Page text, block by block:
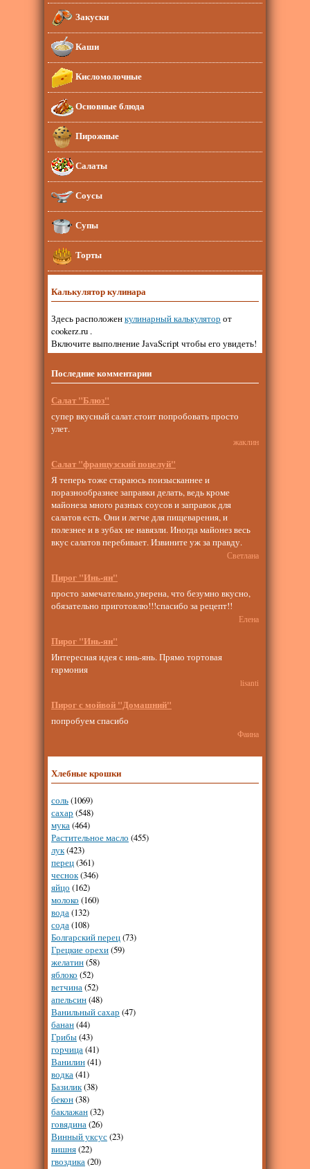
Закуски
Каши
Кисломолочные
Основные блюда
Пирожные
Салаты
Соусы
Супы
Торты
Калькулятор кулинара
Здесь расположенкулинарный калькулятор от
cookerz.ru .
Включите выполнение JavaScript чтобы его увидеть!
Последние комментарии
Салат "Блюз"
супер вкусный салат.стоит попробовать просто
улет.
жаклин
Салат "французский поцелуй"
Я теперь тоже стараюсь поизысканнее и
поразнообразнее заправки делать, ведь кроме
майонеза много разных соусов и заправок для
салатов есть. Они и легче для пищеварения, и
полезнее и в зубах не навязли. Иногда майонез весь
вкус салатов перебивает. Извините уж за правду.
Светлана
Пирог "Инь-ян"
просто замечательно,уверена, что безумно вкусно,
обязательно приготовлю!!!спасибо за рецепт!!
Елена
Пирог "Инь-ян"
Интересная идея с инь-янь. Прямо тортовая
гармония
lisanti
Пирог с мойвой "Домашний"
попробуем спасибо
Фаина
Хлебные крошки
соль(1069)
сахар (548)
мука(464)
Растительное масло (455)
лук(423)
перец(361)
чеснок(346)
яйцо (162)
молоко (160)
вода(132)
сода(108)
Болгарский перец(73)
Грецкие орехи(59)
желатин(58)
яблоко (52)
ветчина(52)
апельсин(48)
Ванильный сахар (47)
банан(44)
Грибы(43)
горчица(41)
Ванилин(41)
водка(41)
Базилик(38)
бекон(38)
баклажан(32)
говядина(26)
Винный уксус(23)
вишня(22)
гвоздика(20)